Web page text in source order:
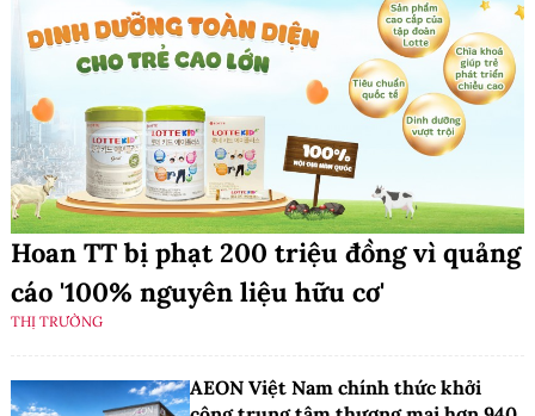
Miền Tây - PNJ 140,000 143,900
Tây Nguyên - PNJ 143,900
Đông Nam Bộ - PNJ 140,000 143,900
Cập nhật: 09/08/2026 21:00
Doanh nghiệp số